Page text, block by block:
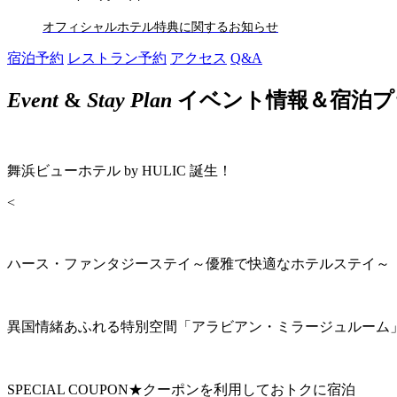
オフィシャルホテル特典に関するお知らせ
宿泊予約 レストラン予約 アクセス Q&A
Event& Stay Plan イベント情報＆宿泊
舞浜ビューホテル by HULIC 誕生！
<
ハース・ファンタジーステイ～優雅で快適なホテルステイ～
異国情緒あふれる特別空間「アラビアン・ミラージュルーム
SPECIAL COUPON★クーポンを利用しておトクに宿泊